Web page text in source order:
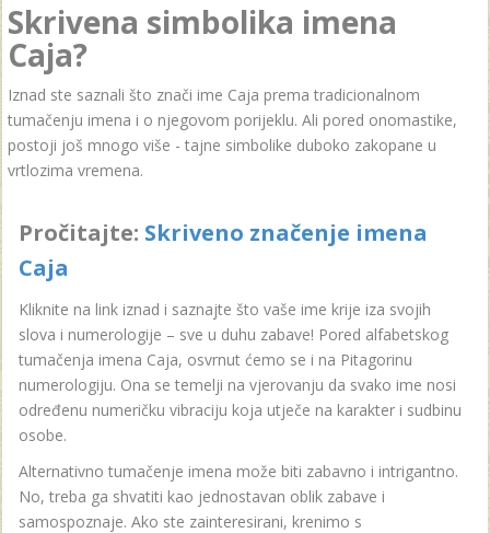
Skrivena simbolika imena
Caja?
Iznad ste saznali što znači ime Caja prema tradicionalnom
tumačenju imena i o njegovom porijeklu. Ali pored onomastike,
postoji još mnogo više - tajne simbolike duboko zakopane u
vrtlozima vremena.
Pročitajte: Skriveno značenje imena
Caja
Kliknite na link iznad i saznajte što vaše ime krije iza svojih
slova i numerologije – sve u duhu zabave! Pored alfabetskog
tumačenja imena Caja, osvrnut ćemo se i na Pitagorinu
numerologiju. Ona se temelji na vjerovanju da svako ime nosi
određenu numeričku vibraciju koja utječe na karakter i sudbinu
osobe.
Alternativno tumačenje imena može biti zabavno i intrigantno.
No, treba ga shvatiti kao jednostavan oblik zabave i
samospoznaje. Ako ste zainteresirani, krenimo s